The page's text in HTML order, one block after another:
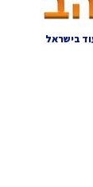
בישראל